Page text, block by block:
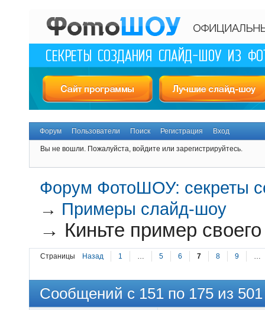
Форум Пользователи Поиск Регистрация Вход
Вы не вошли. Пожалуйста, войдите или зарегистрируйтесь.
Форум ФотоШОУ: секреты
→ Примеры слайд-шоу
→ Киньте пример
Страницы Назад 1 … 5 6 7 8 9 …
Сообщений с 151 по 175 из 501